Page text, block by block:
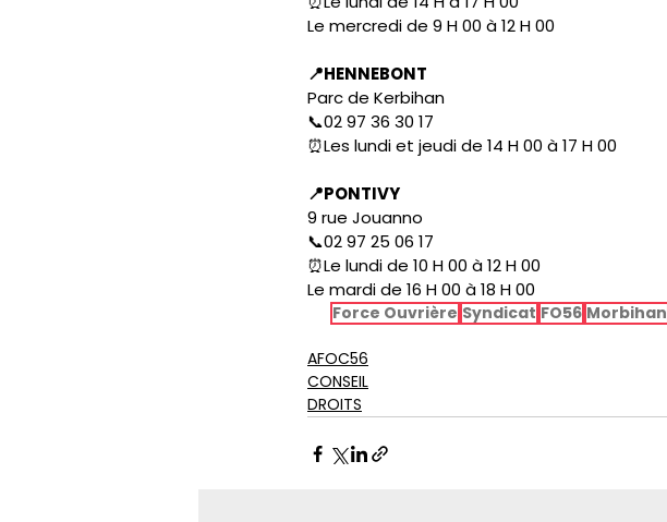
Le mercredi de 9 H 00 à 12 H 00
📍HENNEBONT
Parc de Kerbihan
📞02 97 36 30 17
⏰Les lundi et jeudi de 14 H 00 à 17 H 00
📍PONTIVY
9 rue Jouanno
📞02 97 25 06 17
⏰Le lundi de 10 H 00 à 12 H 00
Le mardi de 16 H 00 à 18 H 00
Force Ouvrière Syndicat FO56 Morbihan
AFOC56
CONSEIL
DROITS